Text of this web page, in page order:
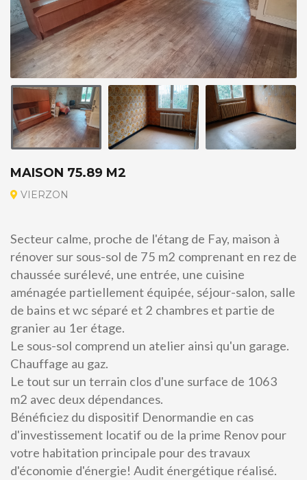
MAISON 75.89 M2
VIERZON
Secteur calme, proche de l'étang de Fay, maison à
rénover sur sous-sol de 75 m2 comprenant en rez de
chaussée surélevé, une entrée, une cuisine
aménagée partiellement équipée, séjour-salon, salle
de bains et wc séparé et 2 chambres et partie de
granier au 1er étage.
Le sous-sol comprend un atelier ainsi qu'un garage.
Chauffage au gaz.
Le tout sur un terrain clos d'une surface de 1063
m2 avec deux dépendances.
Bénéficiez du dispositif Denormandie en cas
d'investissement locatif ou de la prime Renov pour
votre habitation principale pour des travaux
d'économie d'énergie! Audit énergétique réalisé.